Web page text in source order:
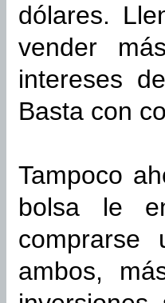
dólares.
vender
intereses
Basta con
Tampoco
bolsa le
ambos,